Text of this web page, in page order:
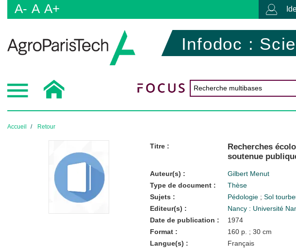
A- A A+
Infodoc :
Accueil Retour
Titre :
Recherches
soutenue
Auteur(s) :
Gilbert Menut
Type de document :
Thèse
Sujets :
Pédologie ; Sol
Editeur(s) :
Nancy : Université
Date de publication :
1974
Format :
160 p. ; 30 cm
Langue(s) :
Français